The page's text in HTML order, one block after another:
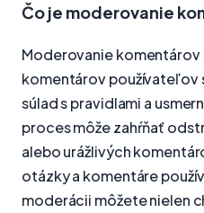
Čo je moderovanie
Moderovanie komentárov
komentárov používateľov
súlad s pravidlami a
proces môže zahŕňať
alebo urážlivých
otázky a komentáre
moderácii môžete nielen